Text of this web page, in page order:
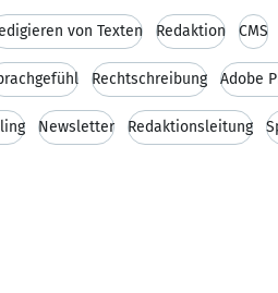
von Texten Redaktion CMS
Rechtschreibung Adobe
Newsletter Redaktionsleitung